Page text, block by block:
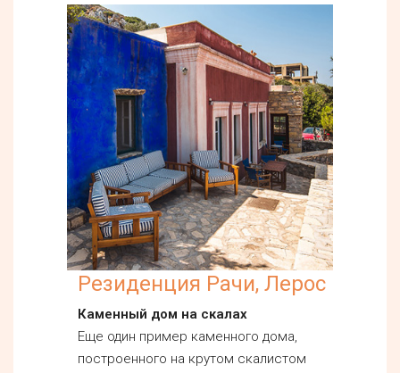
Резиденция Рачи, Лерос
Каменный дом на скалах
Еще один пример каменного дома,
построенного на крутом скалистом